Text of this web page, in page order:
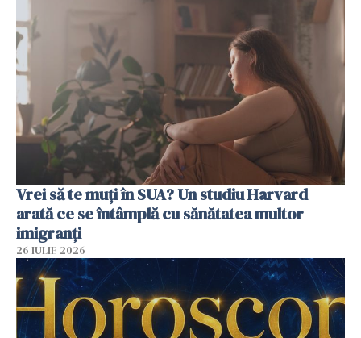
Vrei să te muți în SUA? Un studiu Harvard
arată ce se întâmplă cu sănătatea multor
imigranți
26 IULIE 2026